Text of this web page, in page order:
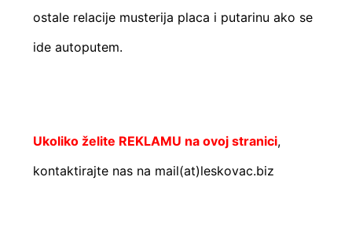
ostale relacije musterija placa i putarinu ako se
ide autoputem.
Ukoliko želite REKLAMU na ovoj stranici,
kontaktirajte nas na mail(at)leskovac.biz